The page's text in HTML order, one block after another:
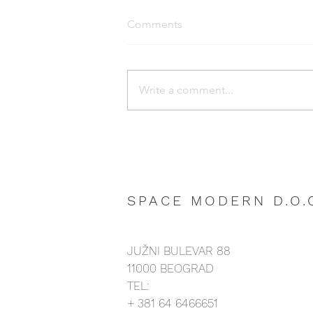
Comments
Write a comment...
SPACE MODERN
JUŽNI BULEVAR 88
11000 BEOGRAD
TEL:
+ 381 64 6466651